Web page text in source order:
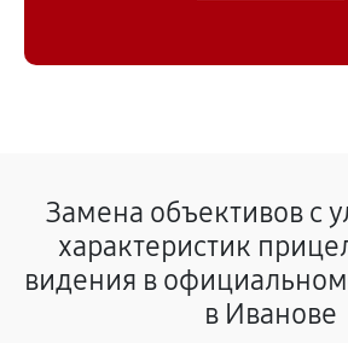
Замена объективов с
характеристик
видения в официальном
в Иванове